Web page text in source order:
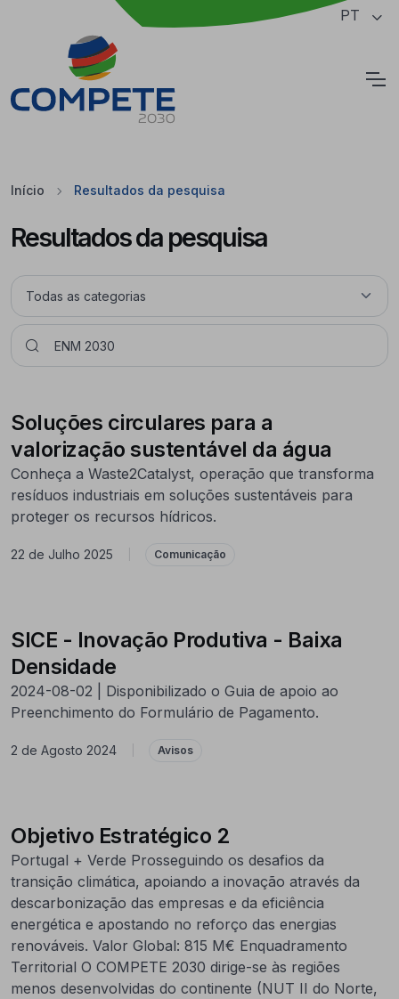
Saltar para o conteúdo principal da página PT
Início Resultados da pesquisa
Resultados da pesquisa
Soluções circulares para a
valorização sustentável da água
Conheça a Waste2Catalyst, operação que transforma
resíduos industriais em soluções sustentáveis para
proteger os recursos hídricos.
22 de Julho 2025 Comunicação
SICE - Inovação Produtiva - Baixa
Densidade
2024-08-02 | Disponibilizado o Guia de apoio ao
Preenchimento do Formulário de Pagamento.
2 de Agosto 2024 Avisos
Objetivo Estratégico 2
Portugal + Verde Prosseguindo os desafios da
transição climática, apoiando a inovação através da
descarbonização das empresas e da eficiência
energética e apostando no reforço das energias
renováveis. Valor Global: 815 M€ Enquadramento
Territorial O COMPETE 2030 dirige-se às regiões
menos desenvolvidas do continente (NUT II do Norte,